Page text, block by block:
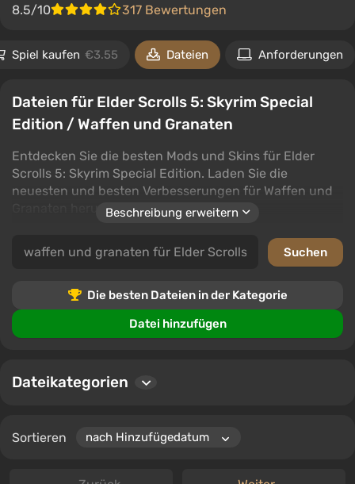
8.5/10
317 Bewertungen
Spiel kaufen €3.55 Dateien Anforderungen
Dateien für Elder Scrolls 5: Skyrim Special
Edition / Waffen und Granaten
Entdecken Sie die besten Mods und Skins für Elder
Scrolls 5: Skyrim Special Edition. Laden Sie die
neuesten und besten Verbesserungen für Waffen und
Granaten herunter.
Diese Kategorie bietet eine breite Auswahl an
Modifikationen, die das Gameplay bereichern. Damit
Special Edition spannender.
Nutzer können Dateien herunterladen, Kommentare
hinterlassen und bewerten, was anderen Spielern bei
Beschreibung erweitern
Die besten Dateien in der Kategorie
Datei hinzufügen
Dateikategorien
Sortieren